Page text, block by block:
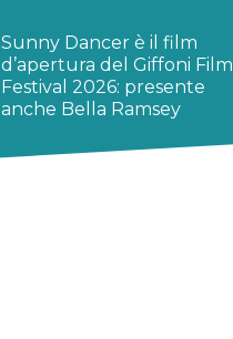
Sunny Dancer è il film
d’apertura del Giffoni Film
Festival 2026: presente
anche Bella Ramsey